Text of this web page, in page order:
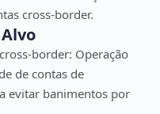
cross-border.
border: Operação
de contas de
evitar banimentos por